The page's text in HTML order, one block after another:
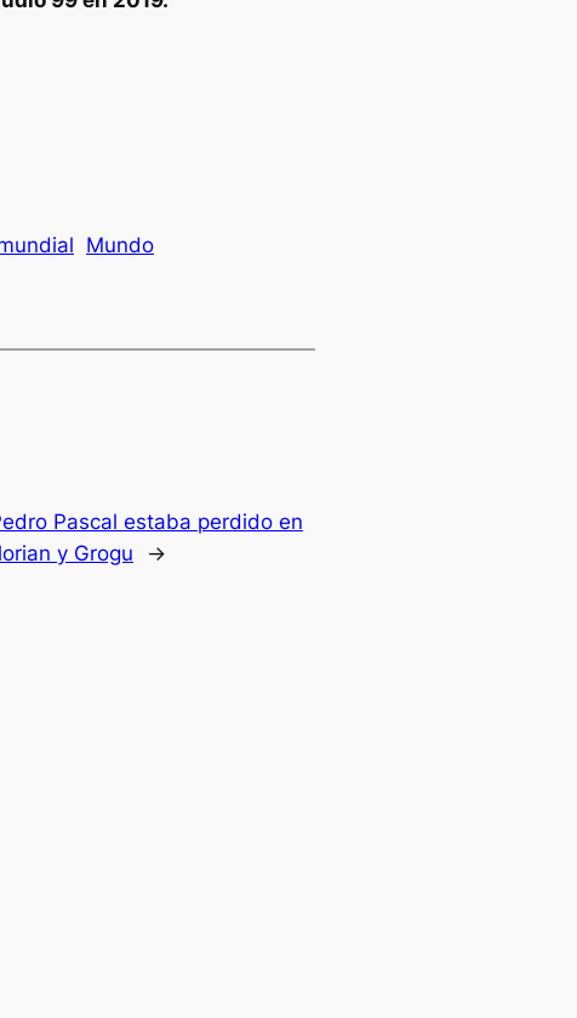
Mundo
Pascal estaba perdido en
y Grogu
→